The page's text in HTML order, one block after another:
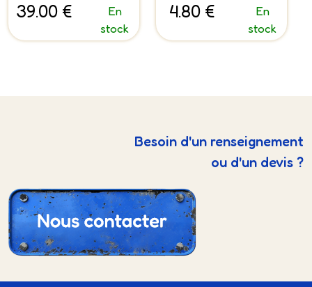
39.00 €
En
stock
4.80 €
En
stock
Besoin d'un renseignement
ou d'un devis ?